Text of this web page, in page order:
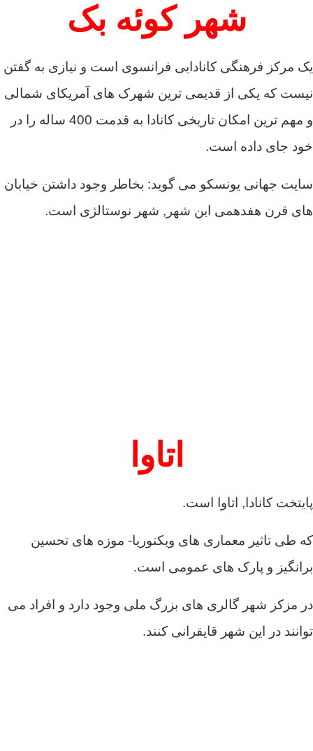
شهر کوئه بک
یک مرکز فرهنگی کانادایی فرانسوی است و نیازی به گفتن
نیست که یکی از قدیمی ترین شهرک های آمریکای شمالی
و مهم ترین امکان تاریخی کانادا به قدمت 400 ساله را در
خود جای داده است.
سایت جهانی یونسکو می گوید: بخاطر وجود داشتن خیابان
های قرن هفدهمی این شهر, شهر نوستالژی است.
اتاوا
پایتخت کانادا, اتاوا است.
که طی تاثیر معماری های ویکتوریا- موزه های تحسین
برانگیز و پارک های عمومی است.
در مزکز شهر گالری های بزرگ ملی وجود دارد و افراد می
توانند در این شهر قایقرانی کنند.